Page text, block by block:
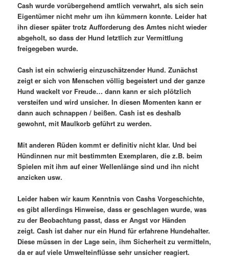
Cash wurde vorübergehend amtlich verwahrt, als sich sein
Eigentümer nicht mehr um ihn kümmern konnte. Leider hat
ihn dieser später trotz Aufforderung des Amtes nicht wieder
abgeholt, so dass der Hund letztlich zur Vermittlung
freigegeben wurde.
Cash ist ein schwierig einzuschätzender Hund. Zunächst
zeigt er sich von Menschen völlig begeistert und der ganze
Hund wackelt vor Freude… dann kann er sich plötzlich
versteifen und wird unsicher. In diesen Momenten kann er
dann auch schnappen / beißen. Cash ist es deshalb
gewohnt, mit Maulkorb geführt zu werden.
Mit anderen Rüden kommt er definitiv nicht klar. Und bei
Hündinnen nur mit bestimmten Exemplaren, die z.B. beim
Spielen mit ihm auf einer Wellenlänge sind und ihn nicht
anzicken usw.
Leider haben wir kaum Kenntnis von Cashs Vorgeschichte,
es gibt allerdings Hinweise, dass er geschlagen wurde, was
zu der Beobachtung passt, dass er Angst vor Händen
zeigt. Cash ist daher nur ein Hund für erfahrene Hundehalter.
Diese müssen in der Lage sein, ihm Sicherheit zu vermitteln,
da er auf viele Umwelteinflüsse sehr unsicher reagiert.